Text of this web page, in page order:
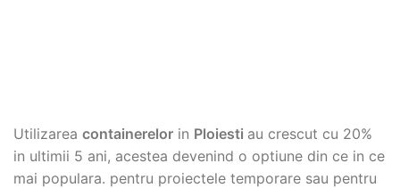
Utilizarea containerelor in Ploiesti au crescut cu 20%
in ultimii 5 ani, acestea devenind o optiune din ce in ce
mai populara. pentru proiectele temporare sau pentru